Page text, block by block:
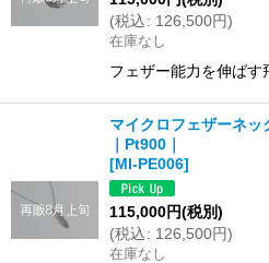
(税込: 126,500円)
在庫なし
フェザー能力を伸ば
マイクロフェザーネッ
｜Pt900｜
[MI-PE006]
115,000円(税別)
(税込: 126,500円)
在庫なし